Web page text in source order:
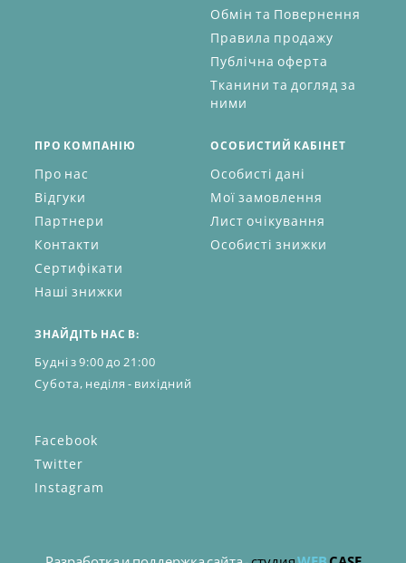
Обмін та Повернення
Правила продажу
Публічна оферта
Тканини та догляд за
ними
ПРО КОМПАНІЮ
Про нас
Відгуки
Партнери
Контакти
Сертифікати
Наші знижки
ОСОБИСТИЙ КАБІНЕТ
Особисті дані
Мої замовлення
Лист очікування
Особисті знижки
ЗНАЙДІТЬ НАС В:
Будні з 9:00 до 21:00
Субота, неділя - вихідний
Facebook
Twitter
Instagram